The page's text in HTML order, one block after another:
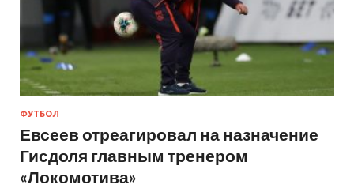
ФУТБОЛ
Евсеев отреагировал на назначение
Гисдоля главным тренером
«Локомотива»